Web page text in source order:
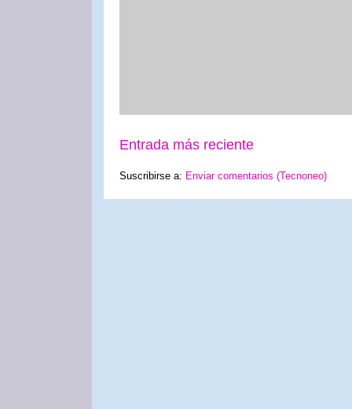
Entrada más reciente
Suscribirse a: Enviar comentarios (Tecnoneo)